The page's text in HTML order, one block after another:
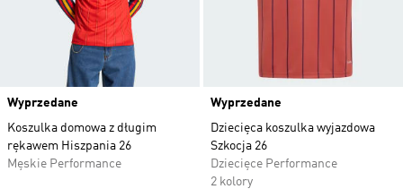
Wyprzedane
Koszulka domowa z długim
rękawem Hiszpania 26
Męskie Performance
Wyprzedane
Dziecięca koszulka wyjazdowa
Szkocja 26
Dziecięce Performance
2 kolory